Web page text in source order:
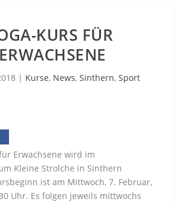
KURS FÜR
ERWACHSENE
| Kurse, News, Sinthern, Sport
Erwachsene wird im
Kleine Strolche in Sinthern
ist am Mittwoch, 7. Februar,
Uhr. Es folgen jeweils mittwochs